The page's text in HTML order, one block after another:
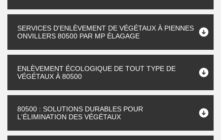
SERVICES D'ENLÈVEMENT DE VÉGÉTAUX À PIENNES
ONVILLERS 80500 PAR MP ÉLAGAGE
ENLÈVEMENT ÉCOLOGIQUE DE TOUT TYPE DE
VÉGÉTAUX À 80500
80500 : SOLUTIONS DURABLES POUR
L'ÉLIMINATION DES VÉGÉTAUX